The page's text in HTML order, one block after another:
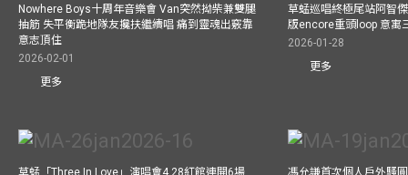
Nowhere Boys十周年音樂會 Van突然拗柴兼雙腿
抽筋 失平衡跪地隊友攙扶繼續唱 痛到靈魂出竅靠
意志頂住
2026-02-01
更多
草蜢巡唱終極尾站阿智
版encore重頭loop 意寓
2026-01-28
更多